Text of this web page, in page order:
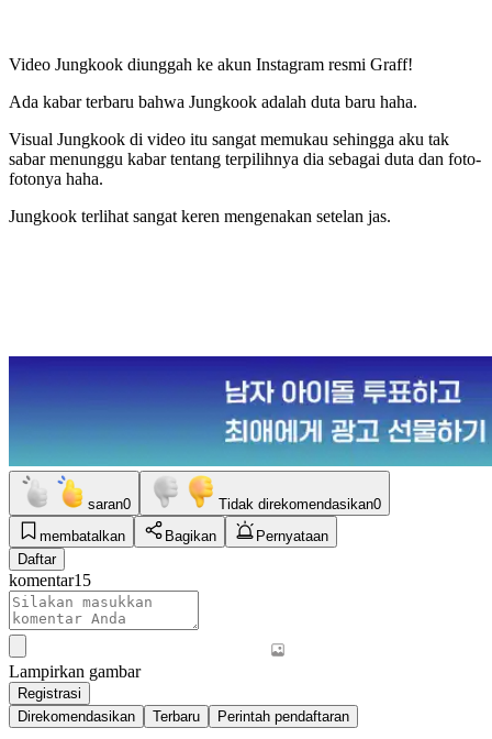
Video Jungkook diunggah ke akun Instagram resmi Graff!
Ada kabar terbaru bahwa Jungkook adalah duta baru haha.
Visual Jungkook di video itu sangat memukau sehingga aku tak
sabar menunggu kabar tentang terpilihnya dia sebagai duta dan foto-
fotonya haha.
Jungkook terlihat sangat keren mengenakan setelan jas.
saran0 Tidak direkomendasikan0
membatalkan
Bagikan
Pernyataan
Daftar
komentar15
Lampirkan gambar
Registrasi
Direkomendasikan
Terbaru Perintah pendaftaran